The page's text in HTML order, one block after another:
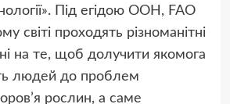
Під егідою ООН, FAO
світі проходять різноманітні
на те, щоб долучити якомога
людей до проблем
рослин, а саме